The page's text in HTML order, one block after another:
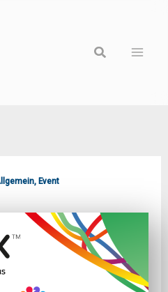
Suchen
,Event